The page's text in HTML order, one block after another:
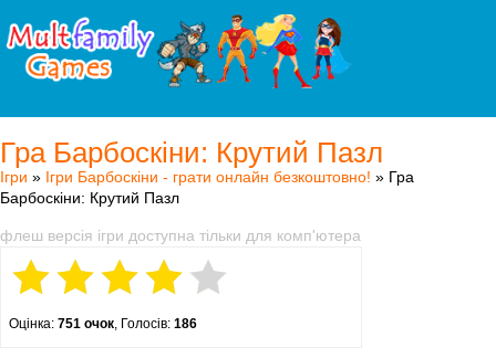
Гра Барбоскіни: Крутий Пазл
Ігри » Ігри Барбоскіни - грати онлайн безкоштовно! » Гра
Барбоскіни: Крутий Пазл
флеш версія ігри доступна тільки для комп'ютера
Оцінка: 751 очок, Голосів: 186